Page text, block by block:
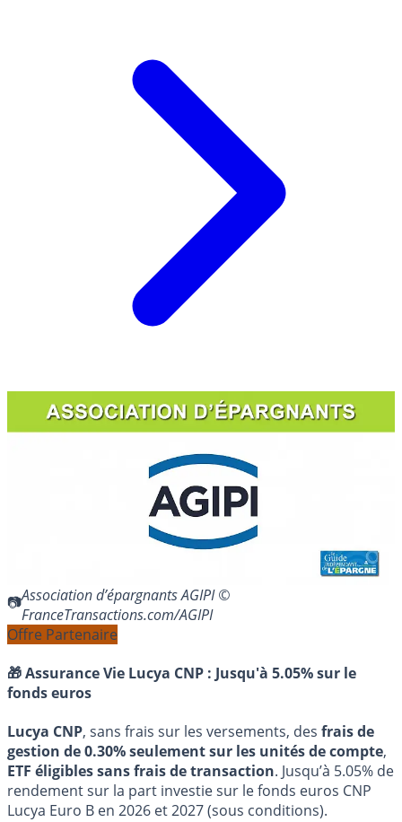
Association d’épargnants AGIPI ©
FranceTransactions.com/AGIPI
Offre Partenaire
🎁 Assurance Vie Lucya CNP : Jusqu'à 5.05% sur le
fonds euros
Lucya CNP, sans frais sur les versements, des frais de
gestion de 0.30% seulement sur les unités de compte,
ETF éligibles sans frais de transaction. Jusqu’à 5.05% de
rendement sur la part investie sur le fonds euros CNP
Lucya Euro B en 2026 et 2027 (sous conditions).